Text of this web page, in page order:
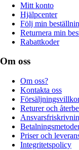
Mitt konto
Hjälpcenter
Följ min
Returnera min
Rabattkoder
Om oss
Om oss?
Kontakta oss
Returer och
Priser och
Integritetspolicy